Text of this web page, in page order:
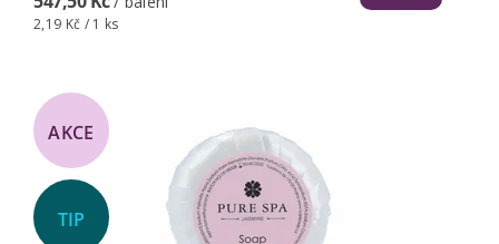
2,19 Kč / 1 ks
AKCE
TIP